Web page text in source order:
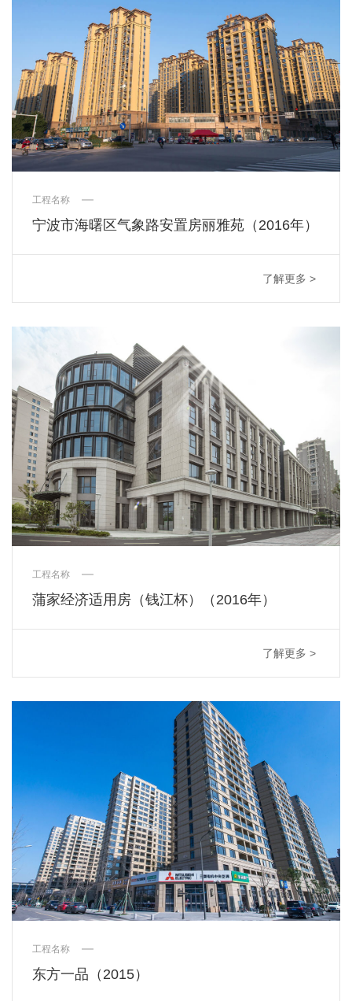
工程名称
宁波市海曙区气象路安置房丽雅苑（2016年）
了解更多 >
工程名称
蒲家经济适用房（钱江杯）（2016年）
了解更多 >
工程名称
东方一品（2015）